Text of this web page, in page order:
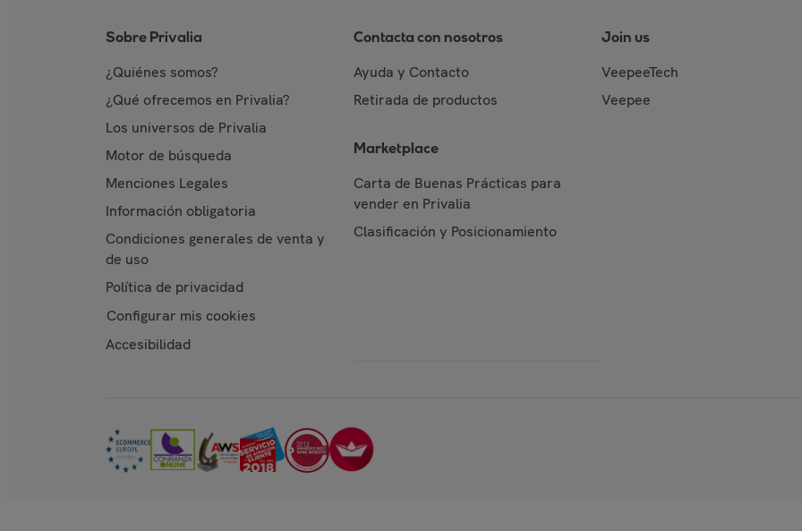
Sobre Privalia
¿Quiénes somos?
¿Qué ofrecemos en Privalia?
Los universos de Privalia
Motor de búsqueda
Menciones Legales
Información obligatoria
Condiciones generales de venta y
de uso
Política de privacidad
Configurar mis cookies
Accesibilidad
Contacta con nosotros
Ayuda y Contacto
Retirada de productos
Marketplace
Carta de Buenas Prácticas para
vender en Privalia
Clasificación y Posicionamiento
Join us
VeepeeTech
Veepee